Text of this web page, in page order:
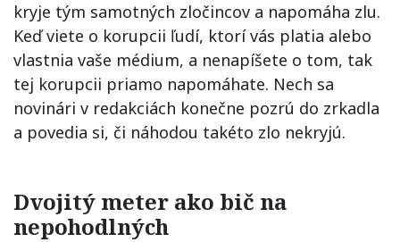
kryje tým samotných zločincov a napomáha zlu.
Keď viete o korupcii ľudí, ktorí vás platia alebo
vlastnia vaše médium, a nenapíšete o tom, tak
tej korupcii priamo napomáhate. Nech sa
novinári v redakciách konečne pozrú do zrkadla
a povedia si, či náhodou takéto zlo nekryjú.
Dvojitý meter ako bič na
nepohodlných